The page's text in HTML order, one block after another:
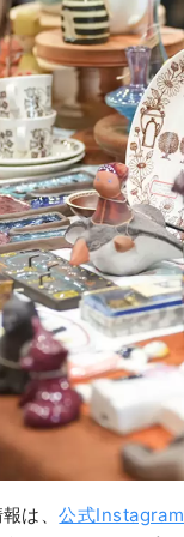
は、公式Instagram